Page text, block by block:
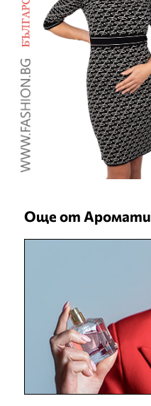
Още от Аромати